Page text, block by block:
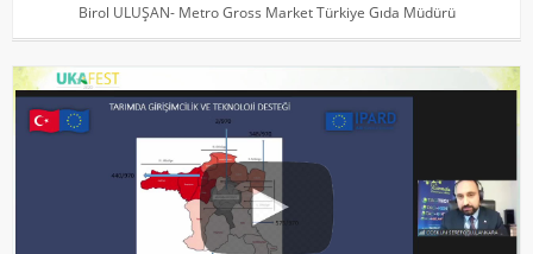
Birol ULUŞAN- Metro Gross Market Türkiye Gıda Müdürü
Tarımda Girişimcilik ve Teknoloji Desteği - Coşkun ŞEREFOĞLU-
Ankara Kalkınma Ajansı
Kırsal Alanlarda Yenilikçilik ve GirişimcilikTıbbi ve Aromatik Bitkiler